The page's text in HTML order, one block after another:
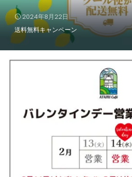
2024年8月22日
送料無料キャンペーン